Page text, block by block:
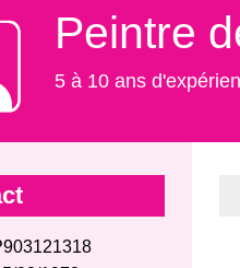
Peintre
5 à 10 ans